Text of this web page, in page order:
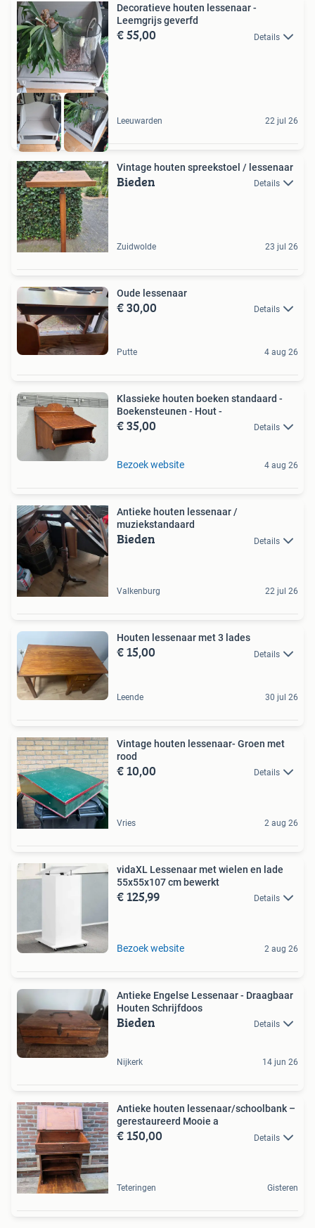
Decoratieve houten lessenaar -
Leemgrijs geverfd
€ 55,00 Details
Leeuwarden 22 jul 26
Vintage houten spreekstoel / lessenaar
Bieden Details
Zuidwolde 23 jul 26
Oude lessenaar
€ 30,00 Details
Putte 4 aug 26
Klassieke houten boeken standaard -
Boekensteunen - Hout -
€ 35,00 Details
Bezoek website 4 aug 26
Antieke houten lessenaar /
muziekstandaard
Bieden Details
Valkenburg 22 jul 26
Houten lessenaar met 3 lades
€ 15,00 Details
Leende 30 jul 26
Vintage houten lessenaar- Groen met
rood
€ 10,00 Details
Vries 2 aug 26
vidaXL Lessenaar met wielen en lade
55x55x107 cm bewerkt
€ 125,99 Details
Bezoek website 2 aug 26
Antieke Engelse Lessenaar - Draagbaar
Houten Schrijfdoos
Bieden Details
Nijkerk 14 jun 26
Antieke houten lessenaar/schoolbank –
gerestaureerd Mooie a
€ 150,00 Details
Teteringen Gisteren